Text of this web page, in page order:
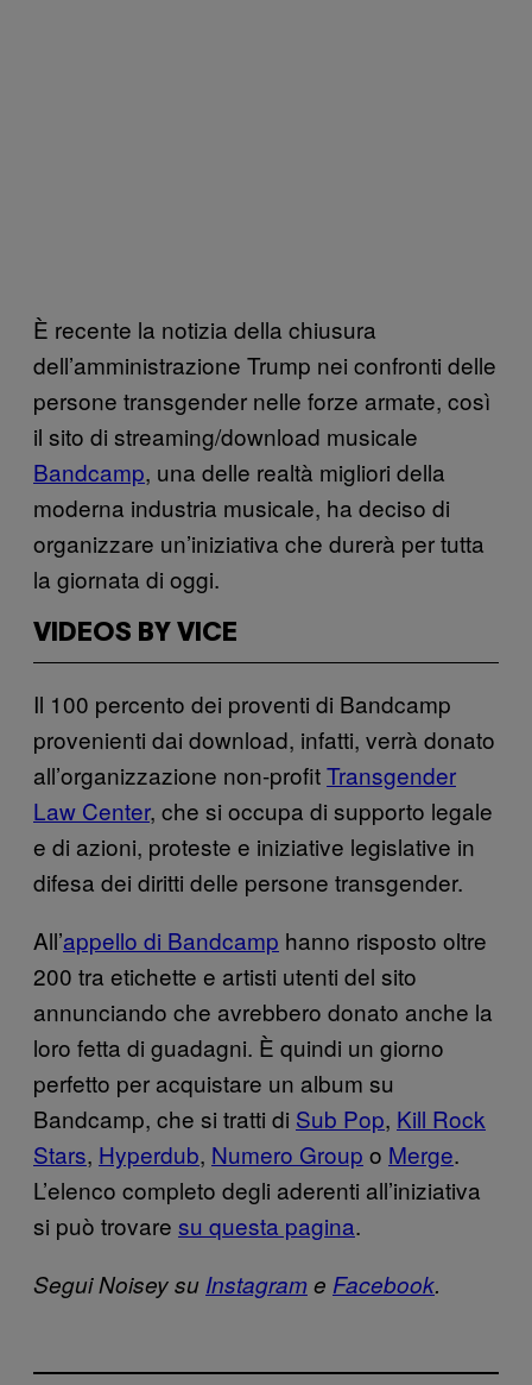
È recente la notizia della chiusura
dell’amministrazione Trump nei confronti delle
persone transgender nelle forze armate, così
il sito di streaming/download musicale
Bandcamp, una delle realtà migliori della
moderna industria musicale, ha deciso di
organizzare un’iniziativa che durerà per tutta
la giornata di oggi.
VIDEOS BY VICE
Il 100 percento dei proventi di Bandcamp
provenienti dai download, infatti, verrà donato
all’organizzazione non-profitTransgender
Law Center, che si occupa di supporto legale
e di azioni, proteste e iniziative legislative in
difesa dei diritti delle persone transgender.
All’appello di Bandcamp hanno risposto oltre
200 tra etichette e artisti utenti del sito
annunciando che avrebbero donato anche la
loro fetta di guadagni. È quindi un giorno
perfetto per acquistare un album su
Bandcamp, che si tratti di Sub Pop, Kill Rock
Stars, Hyperdub, Numero Group o Merge.
L’elenco completo degli aderenti all’iniziativa
si può trovare su questa pagina.
Segui Noisey su Instagrame Facebook.